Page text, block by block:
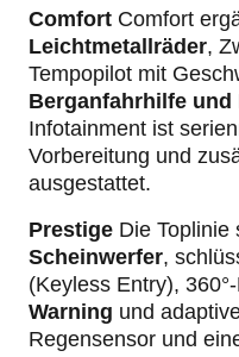
Comfort Comfort
Leichtmetallräder,
Tempopilot mit
Berganfahrhilfe und
Infotainment ist
Vorbereitung und
ausgestattet.
Prestige Die Toplinie
Scheinwerfer,
(Keyless Entry),
Warning und
Regensensor und